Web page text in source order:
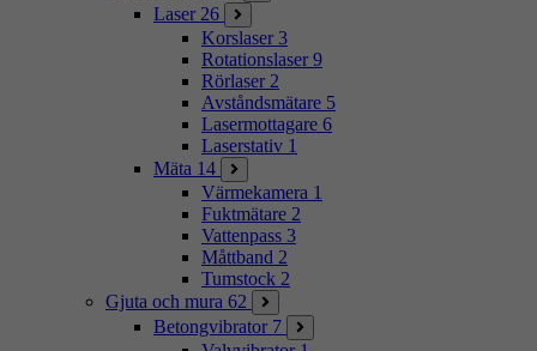
Laser 26
Korslaser 3
Rotationslaser 9
Rörlaser 2
Avståndsmätare 5
Lasermottagare 6
Laserstativ 1
Mäta 14
Värmekamera 1
Fuktmätare 2
Vattenpass 3
Måttband 2
Tumstock 2
Gjuta och mura 62
Betongvibrator 7